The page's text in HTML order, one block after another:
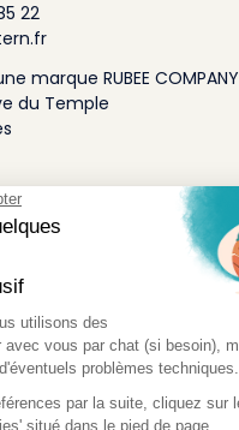
22
marque RUBEE COMPANY
du Temple
de Vente